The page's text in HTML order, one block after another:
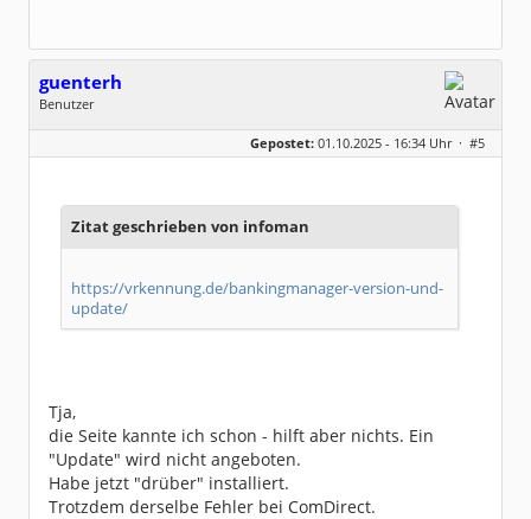
guenterh
Benutzer
Geschlecht:
keine Angabe
Dabei seit:
12 / 2020
Gepostet: 01.10.2025 - 16:34 Uhr · #5
Zitat geschrieben von infoman
https://vrkennung.de/bankingmanager-version-und-
update/
Tja,
die Seite kannte ich schon - hilft aber nichts. Ein
"Update" wird nicht angeboten.
Habe jetzt "drüber" installiert.
Trotzdem derselbe Fehler bei ComDirect.